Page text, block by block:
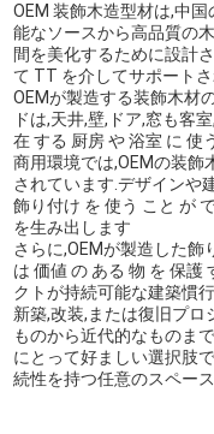
OEM 装飾木造型材は,中
能なソースから高品質の
間を美化するために設計
て TT を介してサポート
OEMが製造する装飾木材
ドは,天井,壁,ドア,窓も客
在 する 厨房 や 浴室 に
商用環境では,OEMの装飾
されています.デザインや
飾り付け を 使う こと が
を生み出します
さらに,OEMが製造した
は 価値 の ある 物 を 保
クトが持続可能な建築慣
新築,改装,または復旧プ
ものから近代的なものま
にとって好ましい選択肢
続性を持つ任意のスペー